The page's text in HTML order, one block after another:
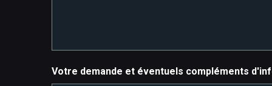
Votre demande et éventuels compléments